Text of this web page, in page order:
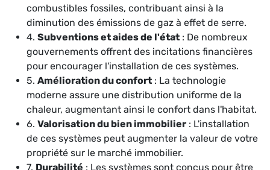
combustibles fossiles, contribuant ainsi à la
diminution des émissions de gaz à effet de serre.
4. Subventions et aides de l'état : De nombreux
gouvernements offrent des incitations financières
pour encourager l'installation de ces systèmes.
5. Amélioration du confort : La technologie
moderne assure une distribution uniforme de la
chaleur, augmentant ainsi le confort dans l'habitat.
6. Valorisation du bien immobilier : L'installation
de ces systèmes peut augmenter la valeur de votre
propriété sur le marché immobilier.
7. Durabilité : Les systèmes sont conçus pour être